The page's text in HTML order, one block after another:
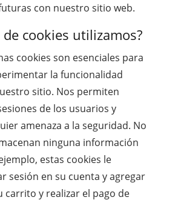
con nuestro sitio web.
cookies utilizamos?
cookies son esenciales para
la funcionalidad
sitio. Nos permiten
de los usuarios y
amenaza a la seguridad. No
ninguna información
estas cookies le
sesión en su cuenta y agregar
carrito y realizar el pago de